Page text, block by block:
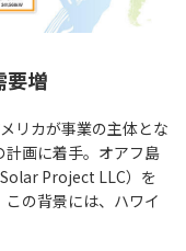
要増
リカが事業の主体とな
計画に着手。オアフ島
Project LLC）を
の背景には、ハワイ